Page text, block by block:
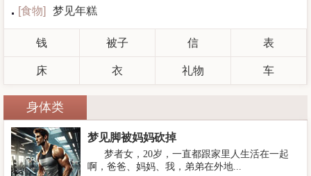
[食物] 梦见年糕
钱 被子 信 表
床 衣 礼物 车
身体类
梦见脚被妈妈砍掉
梦者女，20岁，一直都跟家里人生活在一起
啊，爸爸、妈妈、我，弟弟在外地...